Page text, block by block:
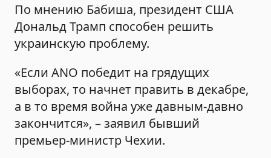
По мнению Бабиша, президент США
Дональд Трамп способен решить
украинскую проблему.
«Если ANO победит на грядущих
выборах, то начнет править в декабре,
а в то время война уже давным-давно
закончится», – заявил бывший
премьер-министр Чехии.